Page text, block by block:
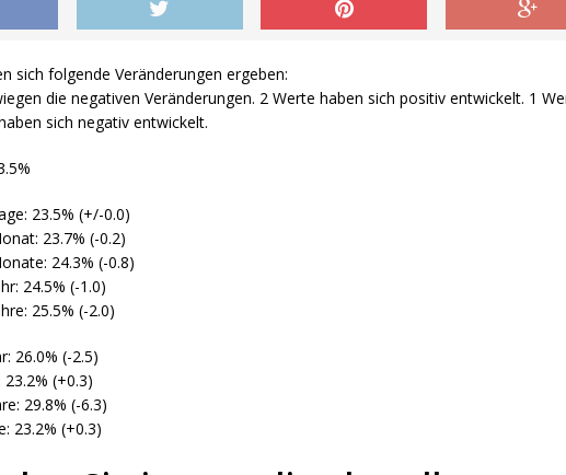
sich folgende Veränderungen ergeben:
die negativen Veränderungen. 2 Werte haben sich positiv entwickelt. 1
sich negativ entwickelt.
23.5% (+/-0.0)
23.7% (-0.2)
24.3% (-0.8)
24.5% (-1.0)
25.5% (-2.0)
26.0% (-2.5)
(+0.3)
29.8% (-6.3)
23.2% (+0.3)